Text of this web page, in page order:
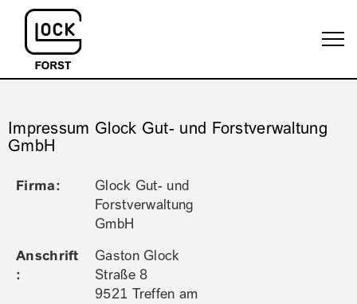
Impressum Glock Gut- und Forstverwaltung
GmbH
Firma:
Glock Gut- und
Forstverwaltung
GmbH
Anschrift
:
Gaston Glock
Straße 8
9521 Treffen am